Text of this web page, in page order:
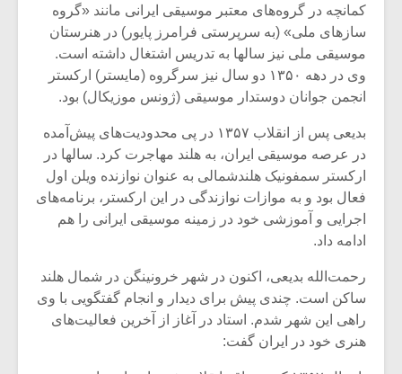
کمانچه در گروه‌های معتبر موسیقی ایرانی مانند «گروه
سازهای ملی» (به سرپرستی فرامرز پایور) در هنرستان
موسیقی ملی نیز سالها به تدریس اشتغال داشته است.
وی در دهه ۱۳۵۰ دو سال نیز سرگروه (مایستر) ارکستر
انجمن جوانان دوستدار موسیقی (ژونس موزیکال) بود.
بدیعی پس از انقلاب ۱۳۵۷ در پی محدودیت‌های پیش‌آمده
در عرصه موسیقی ایران، به هلند مهاجرت کرد. سالها در
ارکستر سمفونیک هلندشمالی به عنوان نوازنده ویلن اول
فعال بود و به موازات نوازندگی در این ارکستر، برنامه‌های
اجرایی و آموزشی خود در زمینه موسیقی ایرانی را هم
ادامه داد.
رحمت‌الله بدیعی،‌ اکنون در شهر خرونینگن در شمال هلند
ساکن است. چندی پیش برای دیدار و انجام گفتگویی با وی
راهی این شهر شدم. استاد در آغاز از آخرین فعالیت‌های
هنری خود در ایران گفت: